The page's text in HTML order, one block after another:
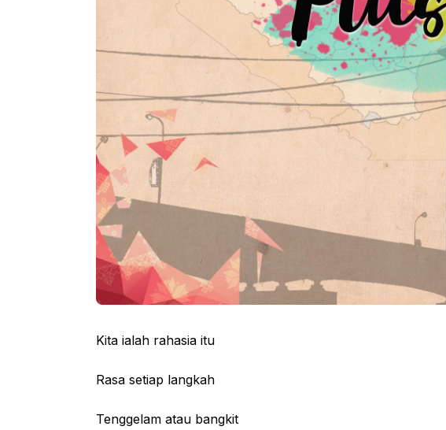
Kita ialah rahasia itu
Rasa setiap langkah
Tenggelam atau bangkit